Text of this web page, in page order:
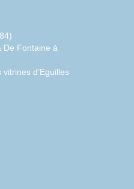
De Fontaine à
d’Eguilles